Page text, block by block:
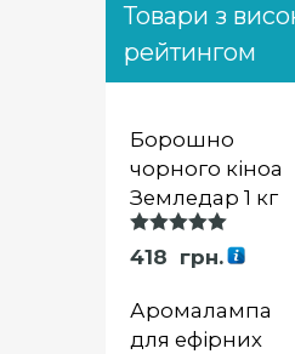
Товари з
рейтингом
Борошно
чорного кіноа
Земледар 1 кг
Оцінка
5.00із 5
418 грн.
Аромалампа
для ефірних